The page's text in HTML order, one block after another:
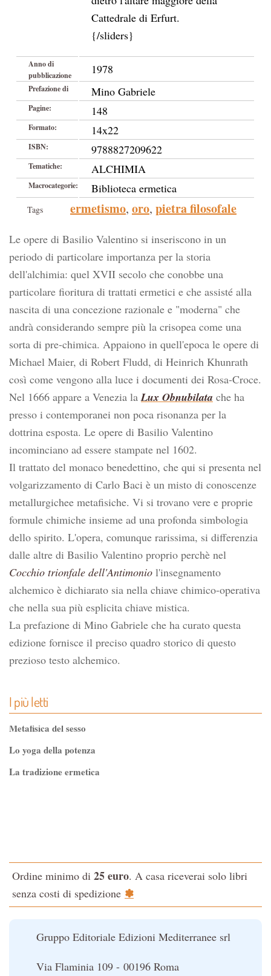
Cattedrale di Erfurt.
{/sliders}
Anno di
pubblicazione
1978
Prefazione di Mino Gabriele
Pagine: 148
Formato: 14x22
ISBN: 9788827209622
Tematiche: ALCHIMIA
Macrocategorie: Biblioteca ermetica
Tags ermetismo, oro, pietra filosofale
Le opere di Basilio Valentino si inseriscono in un
periodo di particolare importanza per la storia
dell'alchimia: quel XVII secolo che conobbe una
particolare fioritura di trattati ermetici e che assisté alla
nascita di una concezione razionale e "moderna" che
andrà considerando sempre più la crisopea come una
sorta di pre-chimica. Appaiono in quell'epoca le opere di
Michael Maier, di Robert Fludd, di Heinrich Khunrath
così come vengono alla luce i documenti dei Rosa-Croce.
Nel 1666 appare a Venezia laLux Obnubilata che ha
presso i contemporanei non poca risonanza per la
dottrina esposta. Le opere di Basilio Valentino
incominciano ad essere stampate nel 1602.
Il trattato del monaco benedettino, che qui si presenta nel
volgarizzamento di Carlo Baci è un misto di conoscenze
metallurgichee metafisiche. Vi si trovano vere e proprie
formule chimiche insieme ad una profonda simbologia
dello spirito. L'opera, comunque rarissima, si differenzia
dalle altre di Basilio Valentino proprio perchè nel
Cocchio trionfale dell'Antimonio l'insegnamento
alchemico è dichiarato sia nella chiave chimico-operativa
che nella sua più esplicita chiave mistica.
La prefazione di Mino Gabriele che ha curato questa
edizione fornisce il preciso quadro storico di questo
prezioso testo alchemico.
I più letti
Metafisica del sesso
Lo yoga della potenza
La tradizione ermetica
La Cabala
Il potere del serpente
Ordine minimo di 25 euro. A casa riceverai solo libri
senza costi di spedizione ✽
Gruppo Editoriale Edizioni Mediterranee srl
Via Flaminia 109 - 00196 Roma